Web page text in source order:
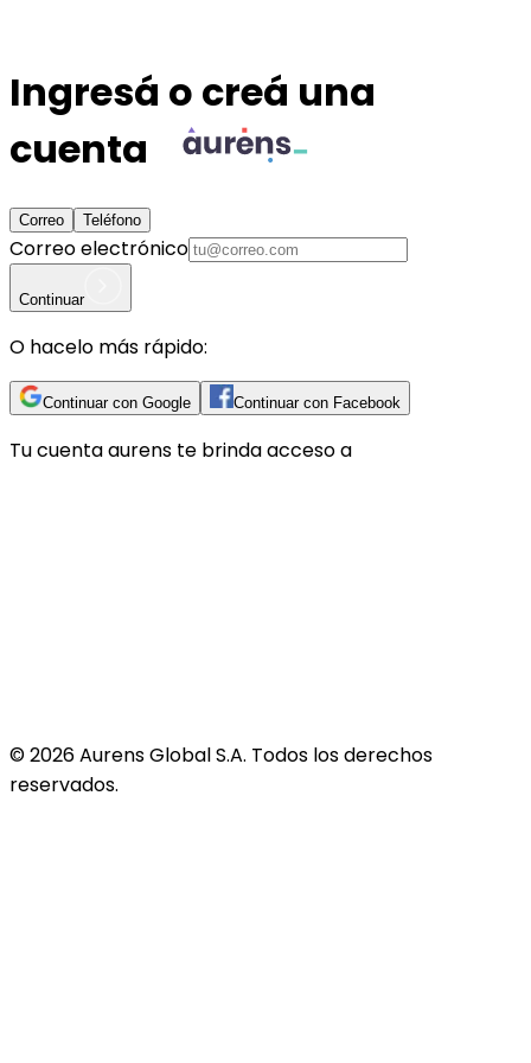
Ingresá o creá una
cuenta
Correo Teléfono
Correo electrónico
Continuar
O hacelo más rápido:
Continuar con Google Continuar con Facebook
Tu cuentaaurens te brinda acceso a
©2026Aurens Global S.A. Todos los derechos
reservados.